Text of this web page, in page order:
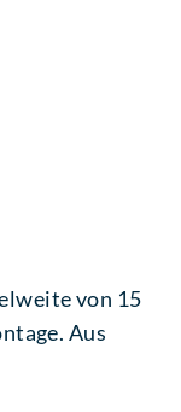
von 15
Aus